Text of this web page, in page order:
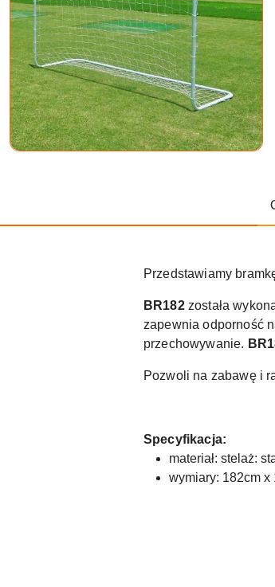
Przedstawiamy
BR182została
zapewnia odporność
przechowywanie.
Pozwoli na zabawę i
Specyfikacja:
materiał: stelaż:
wymiary: 182cm x